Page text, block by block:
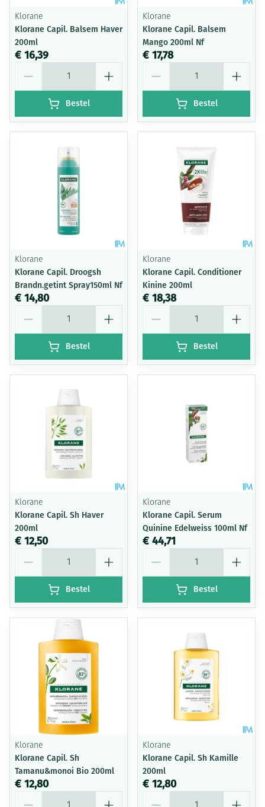
Klorane
Klorane Capil. Balsem Haver
200ml
€ 16,39
Bestel
Klorane
Klorane Capil. Balsem
Mango 200ml Nf
€ 17,78
Bestel
Klorane
Klorane Capil. Droogsh
Brandn.getint Spray150ml Nf
€ 14,80
Bestel
Klorane
Klorane Capil. Conditioner
Kinine 200ml
€ 18,38
Bestel
Klorane
Klorane Capil. Sh Haver
200ml
€ 12,50
Bestel
Klorane
Klorane Capil. Serum
Quinine Edelweiss 100ml Nf
€ 44,71
Bestel
Klorane
Klorane Capil. Sh
Tamanu&monoi Bio 200ml
€ 12,80
Klorane
Klorane Capil. Sh Kamille
200ml
€ 12,80